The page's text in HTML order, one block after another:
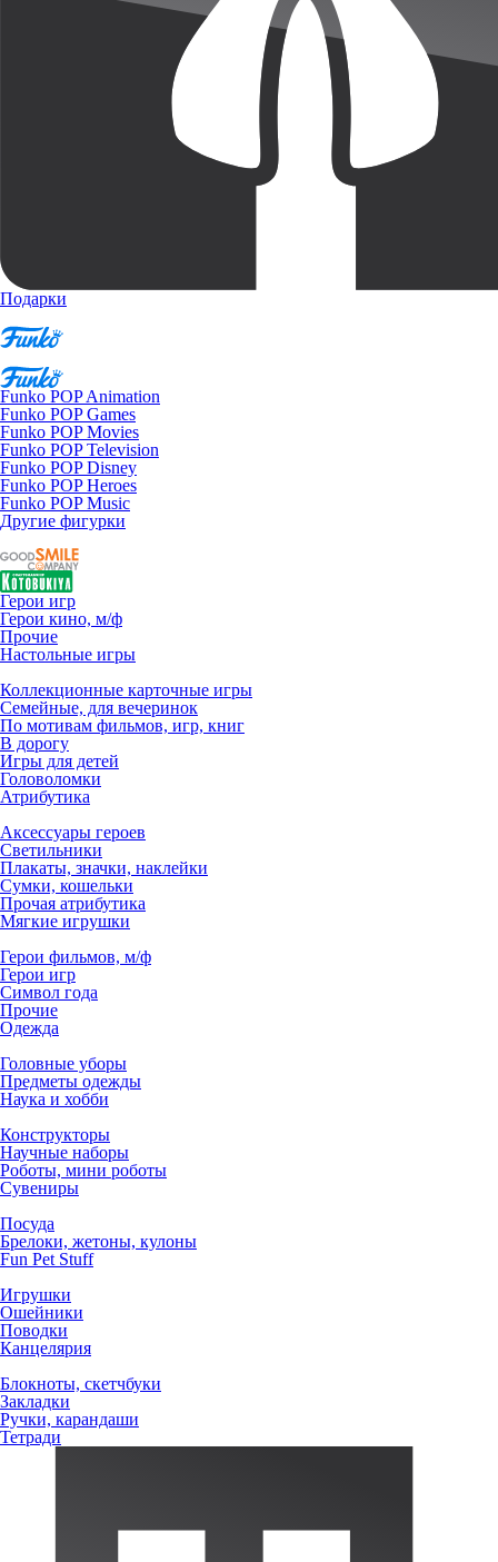
Подарки
Funko POP Animation
Funko POP Games
Funko POP Movies
Funko POP Television
Funko POP Disney
Funko POP Heroes
Funko POP Music
Другие фигурки
Герои игр
Герои кино, м/ф
Прочие
Настольные игры
Коллекционные карточные игры
Семейные, для вечеринок
По мотивам фильмов, игр, книг
В дорогу
Игры для детей
Головоломки
Атрибутика
Аксессуары героев
Светильники
Плакаты, значки, наклейки
Сумки, кошельки
Прочая атрибутика
Мягкие игрушки
Герои фильмов, м/ф
Герои игр
Символ года
Прочие
Одежда
Головные уборы
Предметы одежды
Наука и хобби
Конструкторы
Научные наборы
Роботы, мини роботы
Сувениры
Посуда
Брелоки, жетоны, кулоны
Fun Pet Stuff
Игрушки
Ошейники
Поводки
Канцелярия
Блокноты, скетчбуки
Закладки
Ручки, карандаши
Тетради